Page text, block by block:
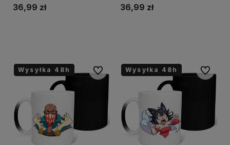
36,99 zł 36,99 zł
Wysyłka 48h
Wysyłka 48h
Wysyłka 48h Do ulubionychWysyłka 48h
Wysyłka 48h
Wysyłka 48h Do